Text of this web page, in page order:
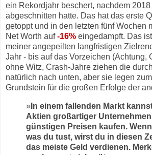
ein Rekordjahr beschert, nachdem
abgeschnitten hatte. Das hat das erste
getoppt und in den letzten fünf Wochen
Net Worth auf-16% eingedampft. Das
meiner angepeilten langfristigen
Jahr - bis auf das Vorzeichen (Achtung,
ohne Witz, Crash-Jahre ziehen die
natürlich nach unten, aber sie legen
Grundstein für die großen Erfolge der
» In einem fallenden Markt
Aktien großartiger
günstigen Preisen kaufen.
was du tust, wirst du in diesen
das meiste Geld verdienen.